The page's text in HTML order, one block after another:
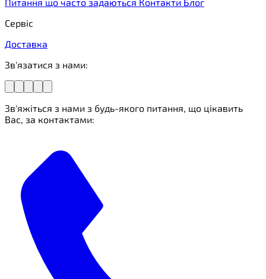
Сервіс
Доставка
Зв'язатися з нами:
Зв'яжіться з нами з будь-якого питання, що цікавить
Вас, за контактами: